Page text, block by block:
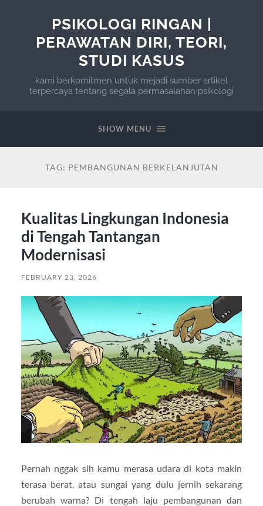
PSIKOLOGI RINGAN |
PERAWATAN DIRI, TEORI,
STUDI KASUS
kami berkomitmen untuk mejadi sumber artikel
terpercaya tentang segala permasalahan psikologi
SHOW MENU
TAG: PEMBANGUNAN BERKELANJUTAN
Kualitas Lingkungan Indonesia
di Tengah Tantangan
Modernisasi
FEBRUARY 23, 2026
Pernah nggak sih kamu merasa udara di kota makin
terasa berat, atau sungai yang dulu jernih sekarang
berubah warna? Di tengah laju pembangunan dan